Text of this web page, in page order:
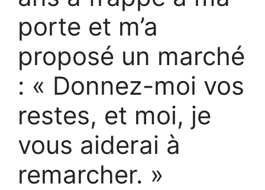
porte et m’a
proposé un marché
: « Donnez-moi vos
restes, et moi, je
vous aiderai à
remarcher. »